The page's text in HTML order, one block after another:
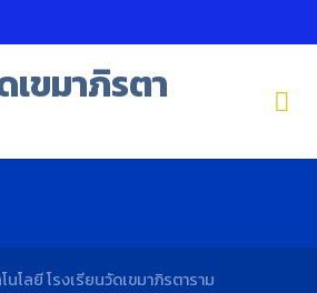
โลยี โรงเรียนวัดเขมาภิรตาราม